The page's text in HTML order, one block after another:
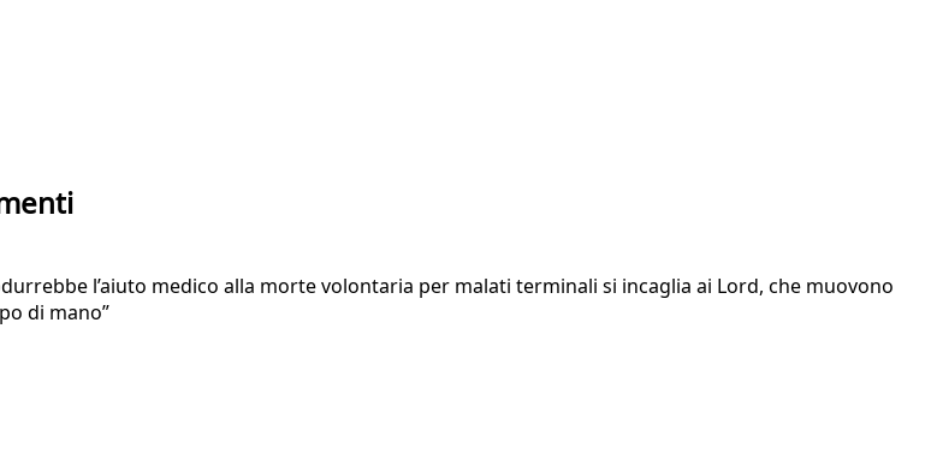
l’aiuto medico alla morte volontaria per malati terminali si incaglia ai Lord, che muovono
di mano”